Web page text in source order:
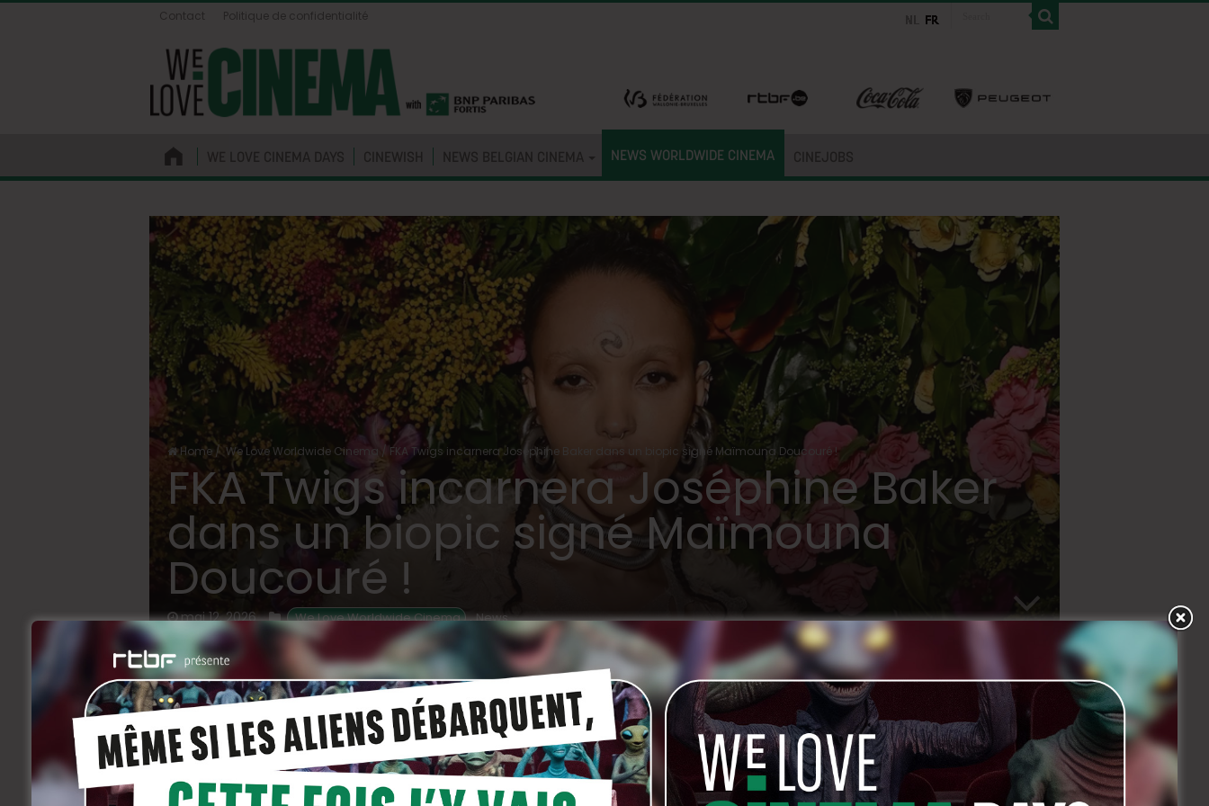
Contact Politique de confidentialité
WE LOVE CINEMA DAYS CINEWISH NEWS BELGIAN CINEMA NEWS WORLDWIDE CINEMA CINEJOBS
Home / We Love Worldwide Cinema / FKA Twigs incarnera Joséphine Baker dans un biopic signé Maïmouna Doucouré !
FKA Twigs incarnera Joséphine Baker
dans un biopic signé Maïmouna
Doucouré !
mai 12, 2026 We Love Worldwide Cinema ,News
C’est désormais officiel : l’artiste multidisciplinaire FKA Twigs (photo) a été choisie
pour prêter ses traits à l’icône franco-américaine Joséphine Baker. Ce projet
d’envergure, dirigé par la réalisatrice française Maïmouna Doucouré (révélée par le
film Mignonnes), s’annonce comme l’un des biopics les plus ambitieux de ces
prochaines années.
Contrairement à d’autres tentatives passées, ce film bénéficie d’un soutien de poids : celui de
la famille de l’artiste. Jean-Claude et Brian Bouillon Baker, deux des fils de Joséphine Baker
SOCIAL